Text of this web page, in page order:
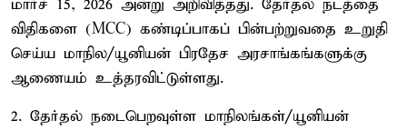
மார்ச் 15, 2026 அன்று அறிவித்தது. தேர்தல் நடத்தை
விதிகளை (MCC) கண்டிப்பாகப் பின்பற்றுவதை உறுதி
செய்ய மாநில/யூனியன் பிரதேச அரசாங்கங்களுக்கு
ஆணையம் உத்தரவிட்டுள்ளது.
2. தேர்தல் நடைபெறவுள்ள மாநிலங்கள்/யூனியன்